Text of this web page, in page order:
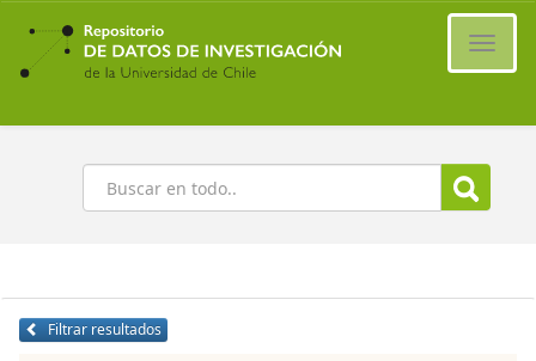
Ir
contenido
principal
Buscar
Filtrar resultados